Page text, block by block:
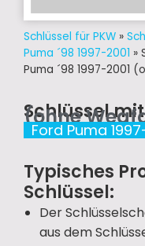
Schlüssel für PKW »
Puma ´98 1997-2001 »
Puma ´98 1997-2001
Schlüssel
(ohne
Ford Puma
Typisches
Schlüssel:
Der
aus dem